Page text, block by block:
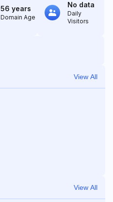
56 years
Domain Age
No data
Daily
Visitors
View All
View All